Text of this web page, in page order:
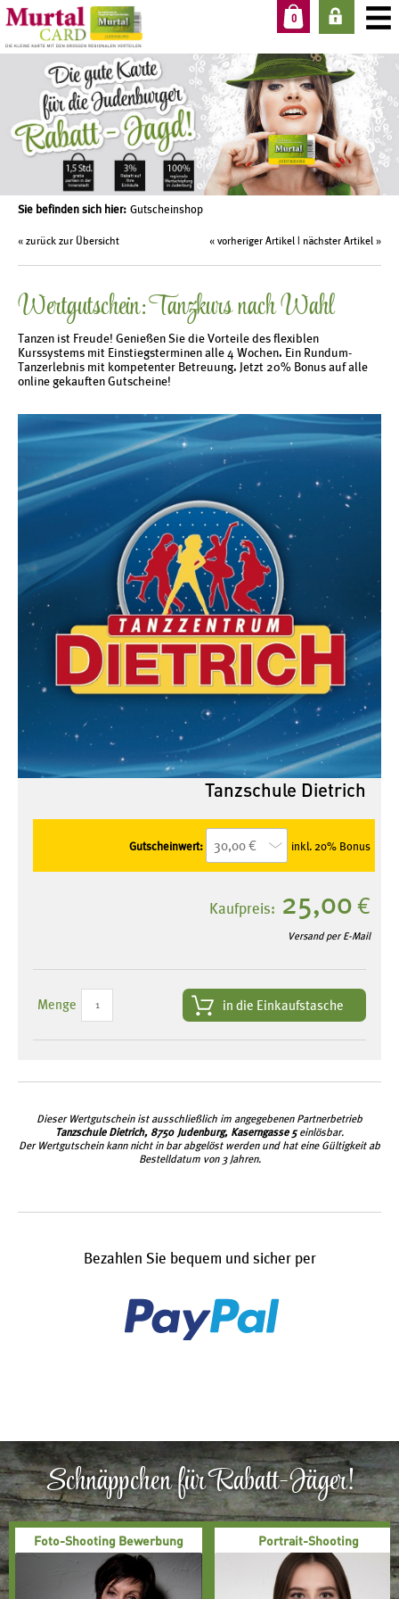
0
Sie befinden sich hier: Gutscheinshop
« zurück zur Übersicht « vorheriger Artikel | nächster Artikel »
Wertgutschein: Tanzkurs nach Wahl
Tanzen ist Freude! Genießen Sie die Vorteile des flexiblen
Kurssystems mit Einstiegsterminen alle 4 Wochen. Ein Rundum-
Tanzerlebnis mit kompetenter Betreuung. Jetzt 20% Bonus auf alle
online gekauften Gutscheine!
Tanzschule Dietrich
Gutscheinwert: inkl. 20% Bonus
Kaufpreis: 25,00 €
Versand per E-Mail
Menge in die Einkaufstasche
Dieser Wertgutschein ist ausschließlich im angegebenen Partnerbetrieb
Tanzschule Dietrich, 8750 Judenburg, Kaserngasse 5einlösbar.
Der Wertgutschein kann nicht in bar abgelöst werden und hat eine Gültigkeit ab
Bestelldatum von 3 Jahren.
Bezahlen Sie bequem und sicher per
Schnäppchen für Rabatt-Jäger!
Foto-Shooting Bewerbung Portrait-Shooting